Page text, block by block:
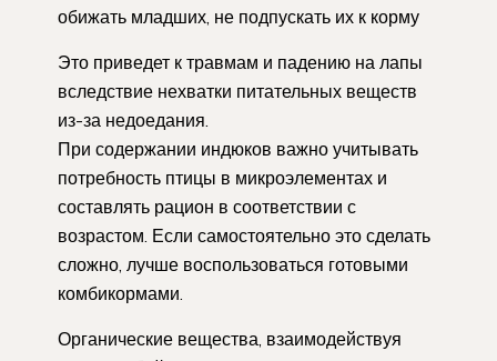
обижать младших, не подпускать их к корму
Это приведет к травмам и падению на лапы
вследствие нехватки питательных веществ
из-за недоедания.
При содержании индюков важно учитывать
потребность птицы в микроэлементах и
составлять рацион в соответствии с
возрастом. Если самостоятельно это сделать
сложно, лучше воспользоваться готовыми
комбикормами.
Органические вещества, взаимодействуя